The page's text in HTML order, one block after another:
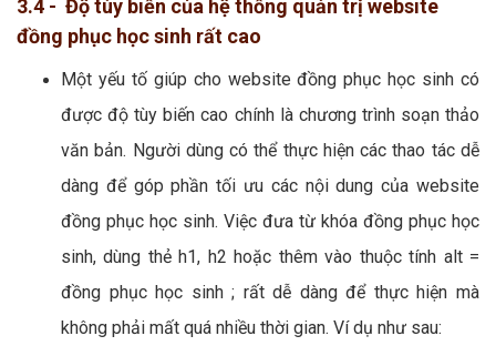
3.4 - Độ tùy biến của hệ thống quản trị website
đồng phục học sinh rất cao
Một yếu tố giúp cho website đồng phục học sinh có
được độ tùy biến cao chính là chương trình soạn thảo
văn bản. Người dùng có thể thực hiện các thao tác dễ
dàng để góp phần tối ưu các nội dung của website
đồng phục học sinh. Việc đưa từ khóa đồng phục học
sinh, dùng thẻ h1, h2 hoặc thêm vào thuộc tính alt =
đồng phục học sinh ; rất dễ dàng để thực hiện mà
không phải mất quá nhiều thời gian. Ví dụ như sau: